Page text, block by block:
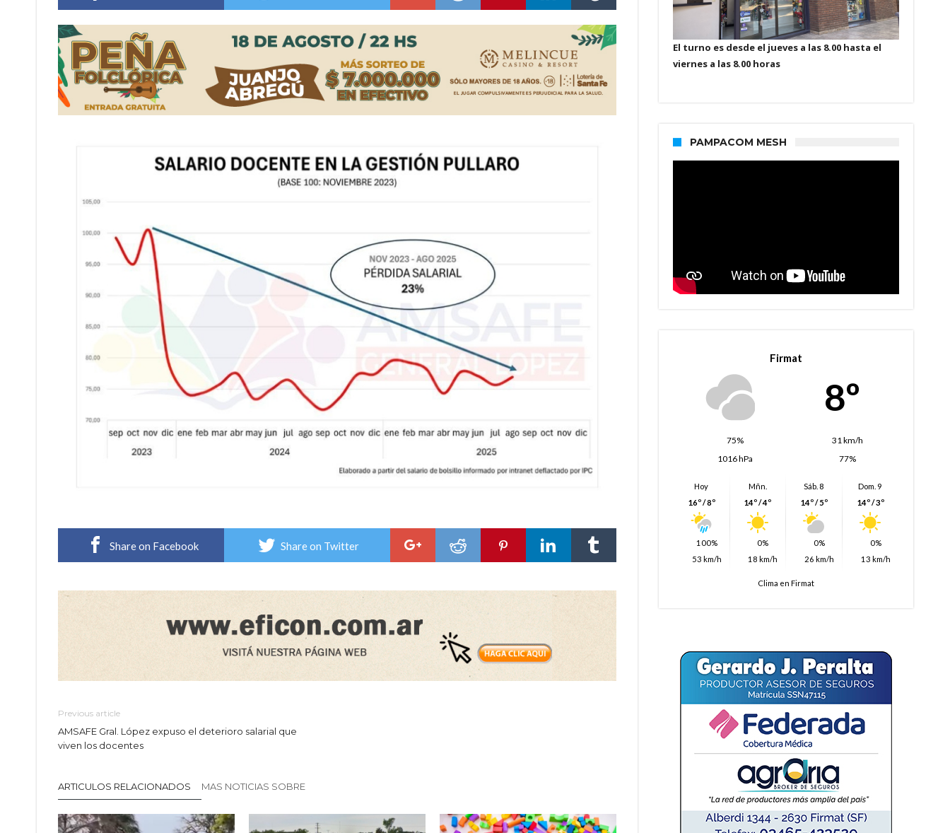
Villada: evalúan obras preventivas ante posibles lluvias intensas
Share on Facebook Share on Twitter
Previous article
AMSAFE Gral. López expuso el deterioro salarial que
viven los docentes
ARTICULOS RELACIONADOS MAS NOTICIAS SOBRE
El turno es desde el jueves a las 8.00 hasta el
viernes a las 8.00 horas
PAMPACOM MESH
Firmat
8º
75%
31 km/h
1016 hPa
77%
Hoy
16º / 8º
100%
53 km/h
Mñn.
14º / 4º
0%
18 km/h
Sáb. 8
14º / 5º
0%
26 km/h
Dom. 9
14º / 3º
0%
13 km/h
Clima en Firmat